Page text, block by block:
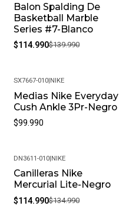
-18%
Balon Spalding De
Basketball Marble
Series #7-Blanco
$114.990$139.990
SX7667-010|NIKE
Medias Nike Everyday
Cush Ankle 3Pr-Negro
$99.990
-15%
DN3611-010|NIKE
Canilleras Nike
Mercurial Lite-Negro
$114.990$134.990